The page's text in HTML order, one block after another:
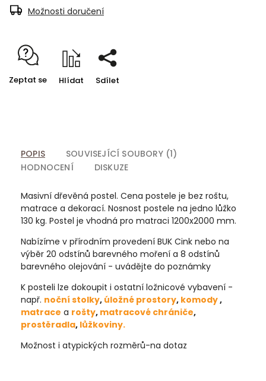
Možnosti doručení
Zeptat se Hlídat Sdílet
POPIS
SOUVISEJÍCÍ SOUBORY (1)
HODNOCENÍ
DISKUZE
Masivní dřevěná postel. Cena postele je bez roštu,
matrace a dekorací. Nosnost postele na jedno lůžko
130 kg. Postel je vhodná pro matraci 1200x2000 mm.
Nabízíme v přírodním provedení BUK Cink nebo na
výběr 20 odstínů barevného moření a 8 odstínů
barevného olejování - uvádějte do poznámky
K posteli lze dokoupit i ostatní ložnicové vybavení -
např. noční stolky, úložné prostory, komody,
matrace a rošty, matracové chrániče,
prostěradla, lůžkoviny.
Možnost i atypických rozměrů-na dotaz